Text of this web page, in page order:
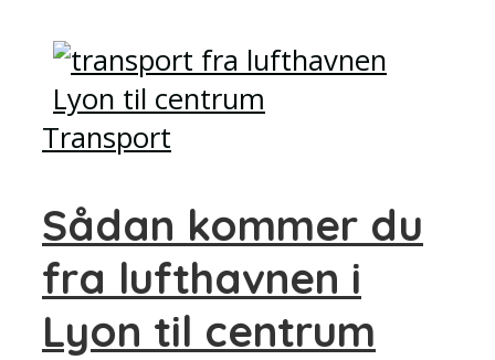
Transport
Sådan kommer du
fra lufthavnen i
Lyon til centrum